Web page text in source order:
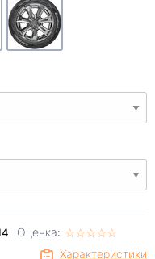
Оценка: ☆☆☆☆☆
★★★★★
Характеристики